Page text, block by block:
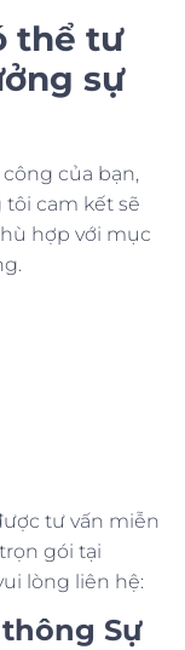
thể tư
sự
của bạn,
cam kết sẽ
hợp với mục
tư vấn miễn
gói tại
lòng liên hệ:
Sự